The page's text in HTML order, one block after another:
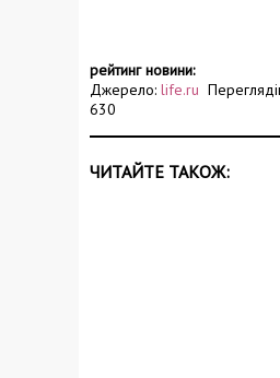
рейтинг новини:
Джерело: life.ru
630
ЧИТАЙТЕ ТАКОЖ: